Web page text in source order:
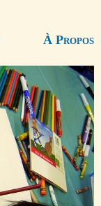
À Propos